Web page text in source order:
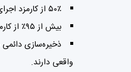
۵۰٪ از کارمزد اجرای قراردادها (execution fees) سوزانده می‌شود.
بیش از ۹۵٪ از کارمزد ذخیره‌سازی موقت (term-storage fees) نیز سوزانده می‌شود.
ذخیره‌سازی
واقعی دارند.